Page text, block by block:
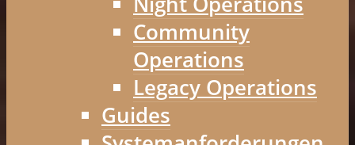
Community
Operations
Legacy Operations
Guides